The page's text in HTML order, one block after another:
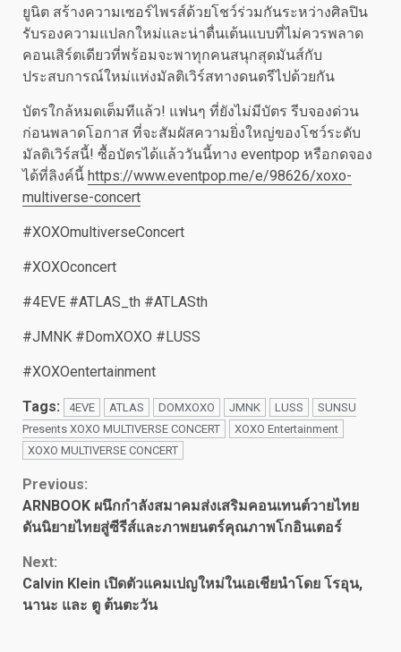
ยูนิต สร้างความเซอร์ไพรส์ด้วยโชว์ร่วมกันระหว่างศิลปิน
รับรองความแปลกใหม่และน่าตื่นเต้นแบบที่ไม่ควรพลาด
คอนเสิร์ตเดียวที่พร้อมจะพาทุกคนสนุกสุดมันส์กับ
ประสบการณ์ใหม่แห่งมัลติเวิร์สทางดนตรีไปด้วยกัน
บัตรใกล้หมดเต็มทีแล้ว! แฟนๆ ที่ยังไม่มีบัตร รีบจองด่วน
ก่อนพลาดโอกาส ที่จะสัมผัสความยิ่งใหญ่ของโชว์ระดับ
มัลติเวิร์สนี้! ซื้อบัตรได้แล้ววันนี้ทาง eventpop หรือกดจอง
ได้ที่ลิงค์นี้ https://www.eventpop.me/e/98626/xoxo-
multiverse-concert
#XOXOmultiverseConcert
#XOXOconcert
#4EVE #ATLAS_th #ATLASth
#JMNK #DomXOXO #LUSS
#XOXOentertainment
Tags: 4EVE ATLAS DOMXOXO JMNK LUSS
SUNSU
Presents XOXO MULTIVERSE CONCERT
XOXO Entertainment
XOXO MULTIVERSE CONCERT
Continue
Reading
Previous:
ARNBOOK ผนึกกำลังสมาคมส่งเสริมคอนเทนต์วายไทย
ดันนิยายไทยสู่ซีรีส์และภาพยนตร์คุณภาพโกอินเตอร์
Next:
Calvin Klein เปิดตัวแคมเปญใหม่ในเอเชียนำโดย โรอุน,
นานะ และ ตู ต้นตะวัน